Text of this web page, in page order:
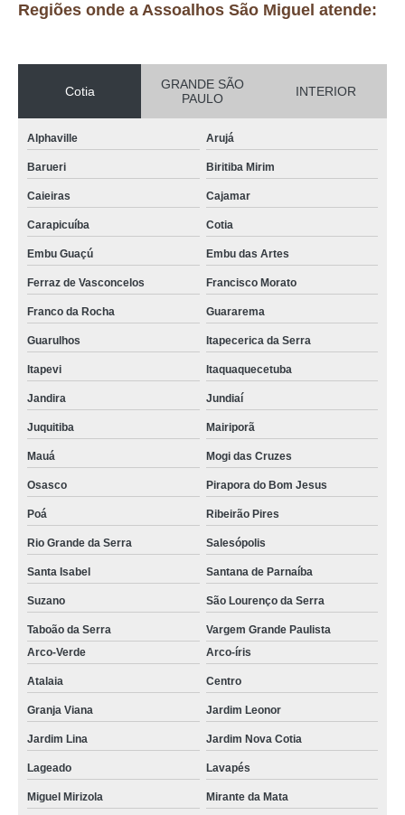
Regiões onde a Assoalhos São Miguel atende:
Cotia
GRANDE SÃO
PAULO
INTERIOR
Alphaville Arujá
Barueri Biritiba Mirim
Caieiras Cajamar
Carapicuíba Cotia
Embu Guaçú Embu das Artes
Ferraz de Vasconcelos Francisco Morato
Franco da Rocha Guararema
Guarulhos Itapecerica da Serra
Itapevi Itaquaquecetuba
Jandira Jundiaí
Juquitiba Mairiporã
Mauá Mogi das Cruzes
Osasco Pirapora do Bom Jesus
Poá Ribeirão Pires
Rio Grande da Serra Salesópolis
Santa Isabel Santana de Parnaíba
Suzano São Lourenço da Serra
Taboão da Serra
Vargem Grande Paulista
Arco-Verde
Arco-íris
Atalaia Centro
Granja Viana Jardim Leonor
Jardim Lina Jardim Nova Cotia
Lageado Lavapés
Miguel Mirizola Mirante da Mata